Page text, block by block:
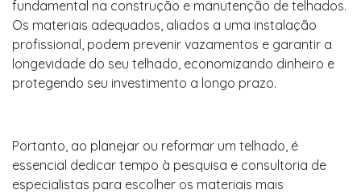
fundamental na construção e manutenção de telhados.
Os materiais adequados, aliados a uma instalação
profissional, podem prevenir vazamentos e garantir a
longevidade do seu telhado, economizando dinheiro e
protegendo seu investimento a longo prazo.
Portanto, ao planejar ou reformar um telhado, é
essencial dedicar tempo à pesquisa e consultoria de
especialistas para escolher os materiais mais